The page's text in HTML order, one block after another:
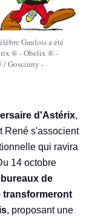
Gaulois a été
® - Obelix ® -
/ Goscinny -
d'Astérix,
René s'associent
qui ravira
14 octobre
de
transformeront
, proposant une